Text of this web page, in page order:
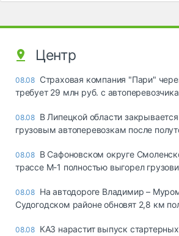
Центр
08.08 Страховая компания "Пари"
требует 29 млн руб. с
08.08 В Липецкой области
грузовым автоперевозкам после
08.08 В Сафоновском округе
трассе М-1 полностью выгорел
08.08 На автодороге Владимир –
Судогодском районе обновят 2,8 км
08.08 КАЗ нарастит выпуск